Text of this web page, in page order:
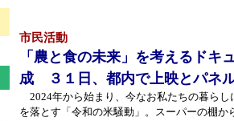
市民活動
「農と食の未来」を考えるド
成 ３１日、都内で上映とパネ
2024年から始まり、今なお私たちの暮らし
を落とす「令和の米騒動」。スーパーの棚か